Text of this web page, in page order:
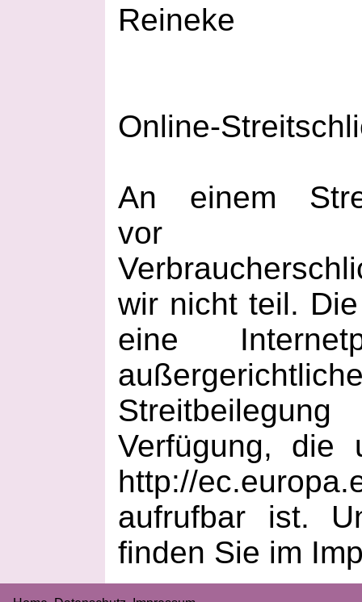
Reineke
Online-
An einem
vor
wir nicht teil.
eine
Streitbeilegung
Verfügung, die
http://
aufrufbar ist.
finden Sie im